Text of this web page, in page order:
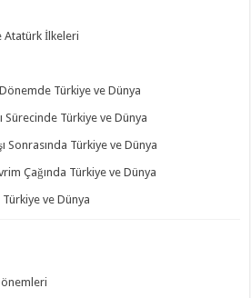
Atatürk İlkeleri
Türkiye ve Dünya
Sürecinde Türkiye ve Dünya
Sonrasında Türkiye ve Dünya
Çağında Türkiye ve Dünya
ve Dünya